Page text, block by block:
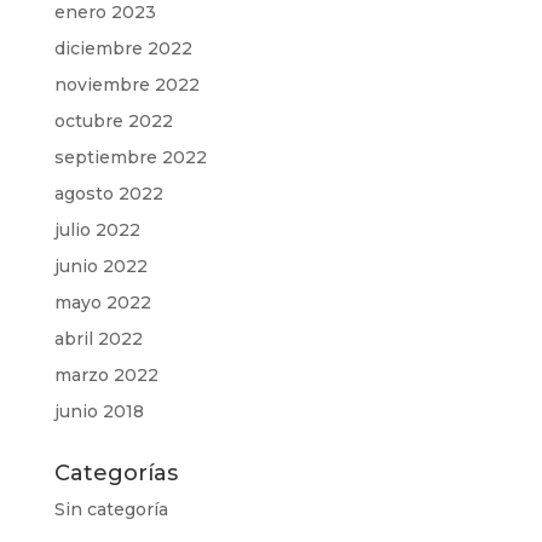
enero 2023
diciembre 2022
noviembre 2022
octubre 2022
septiembre 2022
agosto 2022
julio 2022
junio 2022
mayo 2022
abril 2022
marzo 2022
junio 2018
Categorías
Sin categoría